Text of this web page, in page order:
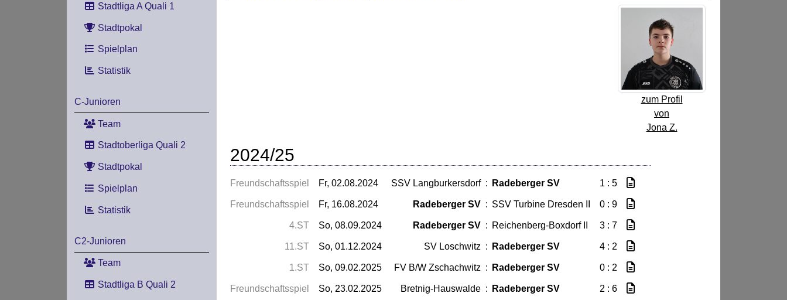
Stadtliga A Quali 1
Stadtpokal
Spielplan
Statistik
C-Junioren
Team
Stadtoberliga Quali 2
Stadtpokal
Spielplan
Statistik
C2-Junioren
Team
Stadtliga B Quali 2
zum Profil
von
Jona Z.
2024/25
Freundschaftsspiel Fr, 02.08.2024 SSV Langburkersdorf : Radeberger SV 1 : 5
Freundschaftsspiel Fr, 16.08.2024 Radeberger SV : SSV Turbine Dresden II 0 : 9
4.ST So, 08.09.2024 Radeberger SV : Reichenberg-Boxdorf II 3 : 7
11.ST So, 01.12.2024 SV Loschwitz : Radeberger SV 4 : 2
1.ST So, 09.02.2025 FV B/W Zschachwitz : Radeberger SV 0 : 2
Freundschaftsspiel So, 23.02.2025 Bretnig-Hauswalde : Radeberger SV 2 : 6